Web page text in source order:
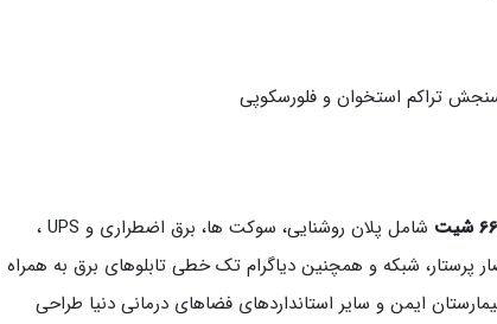
تراکم استخوان و فلورسکوپی
66 شیت
شامل پلان روشنایی، سوکت ها، برق اضطراری و UPS ،
پرستار، شبکه و همچنین دیاگرام تک خطی تابلوهای برق به همراه
ایمن و سایر استانداردهای فضاهای درمانی دنیا طراحی